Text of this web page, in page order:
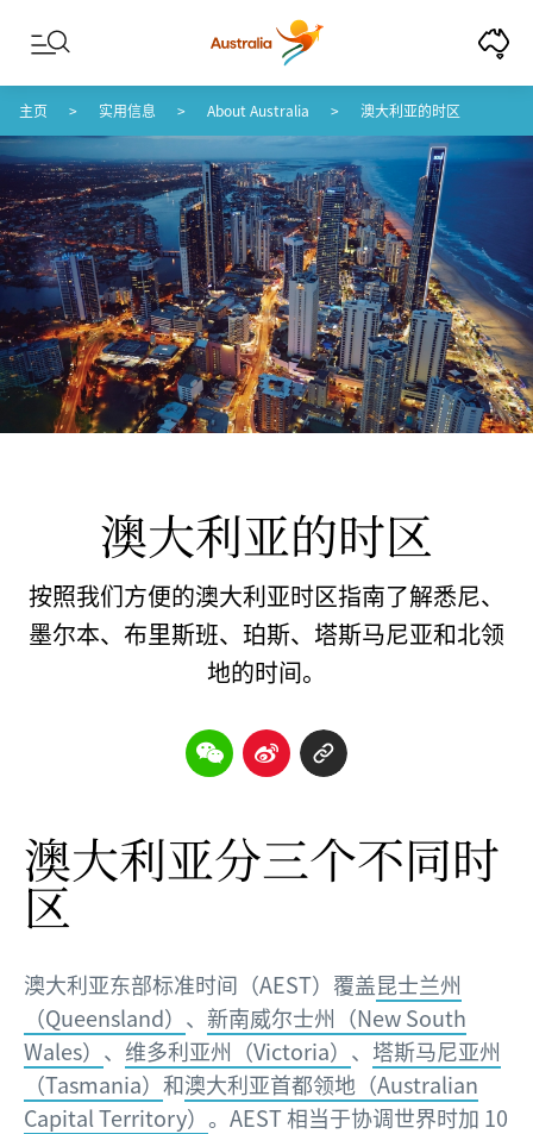
Skip to content
Skip to footer navigation
主页 实用信息 About Australia 澳大利亚的时区
澳大利亚的时区
按照我们方便的澳大利亚时区指南了解悉尼、
墨尔本、布里斯班、珀斯、塔斯马尼亚和北领
地的时间。
澳大利亚分三个不同时
区
澳大利亚东部标准时间（AEST）覆盖昆士兰州
（Queensland） 、 新南威尔士州（New South
Wales） 、 维多利亚州（Victoria） 、 塔斯马尼亚州
（Tasmania） 和澳大利亚首都领地（Australian
Capital Territory） 。AEST 相当于协调世界时加 10